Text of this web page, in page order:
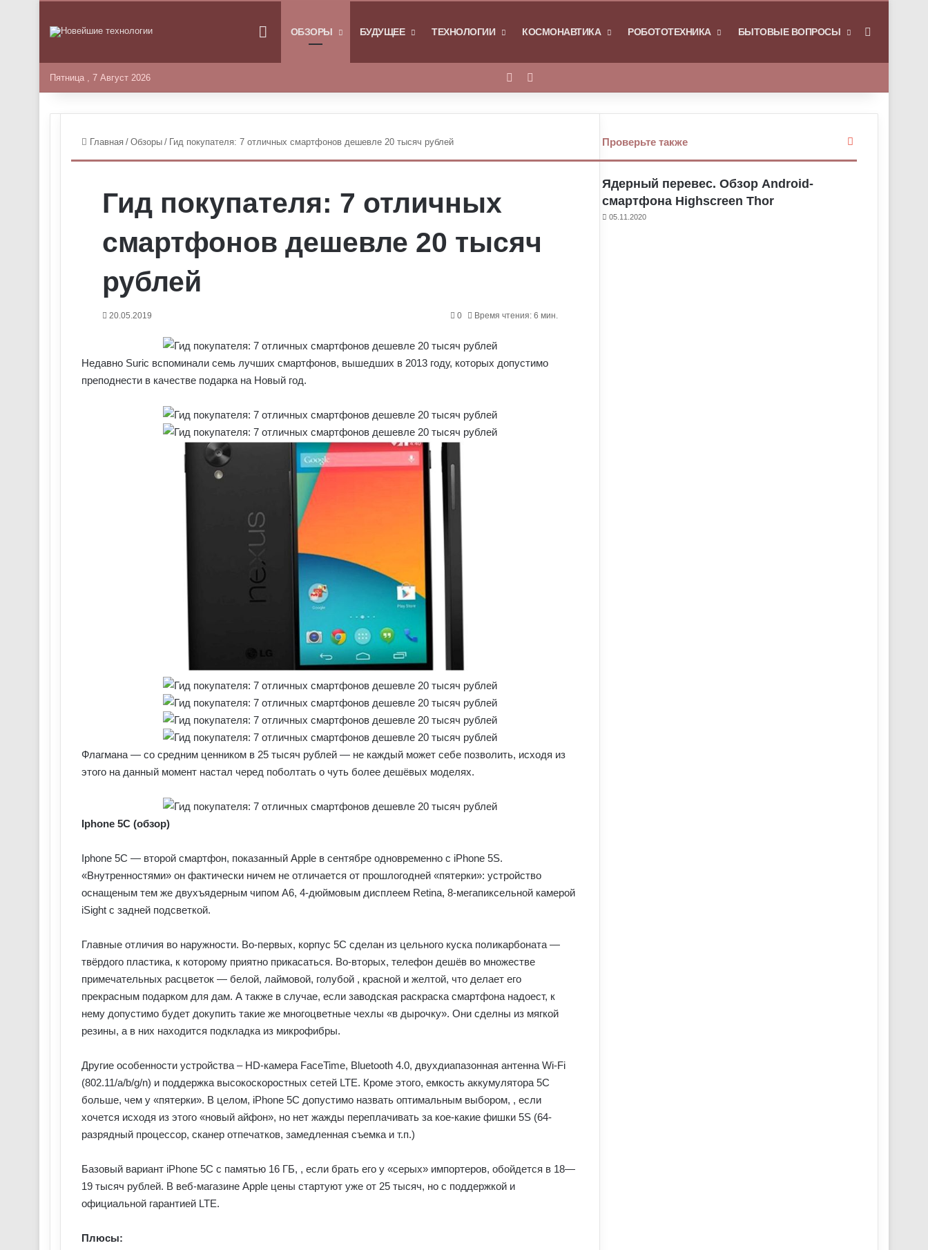
ГЛАВНАЯОБЗОРЫ БУДУЩЕЕ ТЕХНОЛОГИИ КОСМОНАВТИКА РОБОТОТЕХНИКА БЫТОВЫЕ ВОПРОСЫ
Пятница , 7 Август 2026 Войти
Главная / Обзоры / Гид покупателя: 7 отличных смартфонов дешевле 20 тысяч рублей
Гид покупателя: 7 отличных
смартфонов дешевле 20 тысяч
рублей
20.05.2019 0 Время чтения: 6 мин.
Недавно Suric вспоминали семь лучших смартфонов, вышедших в 2013 году, которых допустимо
преподнести в качестве подарка на Новый год.
Флагмана — со средним ценником в 25 тысяч рублей — не каждый может себе позволить, исходя из
этого на данный момент настал черед поболтать о чуть более дешёвых моделях.
Iphone 5C (обзор)
Iphone 5C — второй смартфон, показанный Apple в сентябре одновременно с iPhone 5S.
«Внутренностями» он фактически ничем не отличается от прошлогодней «пятерки»: устройство
оснащеным тем же двухъядерным чипом A6, 4-дюймовым дисплеем Retina, 8-мегапиксельной камерой
iSight с задней подсветкой.
Главные отличия во наружности. Во-первых, корпус 5C сделан из цельного куска поликарбоната —
твёрдого пластика, к которому приятно прикасаться. Во-вторых, телефон дешёв во множестве
примечательных расцветок — белой, лаймовой, голубой , красной и желтой, что делает его
прекрасным подарком для дам. А также в случае, если заводская раскраска смартфона надоест, к
нему допустимо будет докупить такие же многоцветные чехлы «в дырочку». Они сделны из мягкой
резины, а в них находится подкладка из микрофибры.
Другие особенности устройства – HD-камера FaceTime, Bluetooth 4.0, двухдиапазонная антенна Wi-Fi
(802.11/a/b/g/n) и поддержка высокоскоростных сетей LTE. Кроме этого, емкость аккумулятора 5C
больше, чем у «пятерки». В целом, iPhone 5C допустимо назвать оптимальным выбором, , если
хочется исходя из этого «новый айфон», но нет жажды переплачивать за кое-какие фишки 5S (64-
разрядный процессор, сканер отпечатков, замедленная съемка и т.п.)
Базовый вариант iPhone 5C с памятью 16 ГБ, , если брать его у «серых» импортеров, обойдется в 18—
19 тысяч рублей. В веб-магазине Apple цены стартуют уже от 25 тысяч, но с поддержкой и
официальной гарантией LTE.
Плюсы:
Проверьте также
Ядерный перевес. Обзор Android-
смартфона Highscreen Thor
05.11.2020